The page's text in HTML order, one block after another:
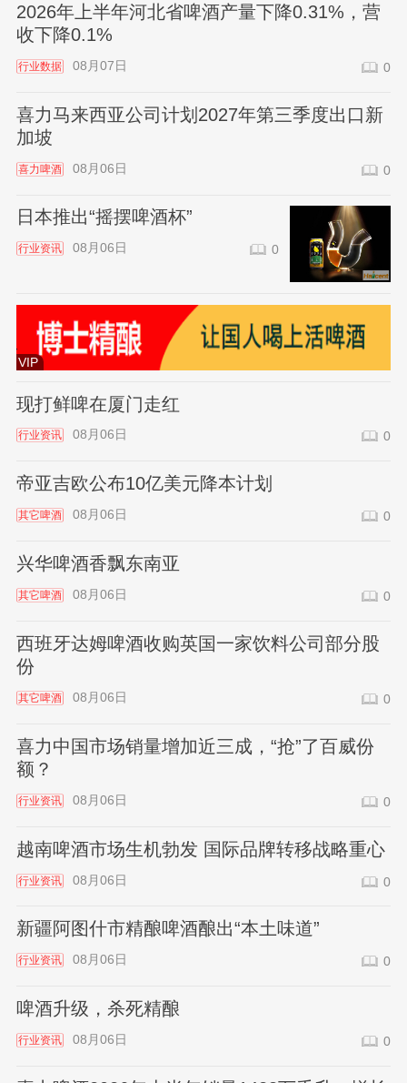
2026年上半年河北省啤酒产量下降0.31%，营
收下降0.1%
行业数据 08月07日 0
喜力马来西亚公司计划2027年第三季度出口新
加坡
喜力啤酒 08月06日 0
日本推出“摇摆啤酒杯”
行业资讯 08月06日 0
VIP
现打鲜啤在厦门走红
行业资讯 08月06日 0
帝亚吉欧公布10亿美元降本计划
其它啤酒 08月06日 0
兴华啤酒香飘东南亚
其它啤酒 08月06日 0
西班牙达姆啤酒收购英国一家饮料公司部分股
份
其它啤酒 08月06日 0
喜力中国市场销量增加近三成，“抢”了百威份
额？
行业资讯 08月06日 0
越南啤酒市场生机勃发 国际品牌转移战略重心
行业资讯 08月06日 0
新疆阿图什市精酿啤酒酿出“本土味道”
行业资讯 08月06日 0
啤酒升级，杀死精酿
行业资讯 08月06日 0